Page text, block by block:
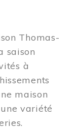
Thomas-
saison
à
maison
variété